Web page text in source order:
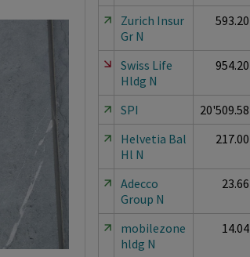
Zurich Insur
Gr N
593.20
Swiss Life
Hldg N
954.20
SPI 20'509.58
Helvetia Bal
Hl N
217.00
Adecco
Group N
23.66
mobilezone
hldg N
14.04